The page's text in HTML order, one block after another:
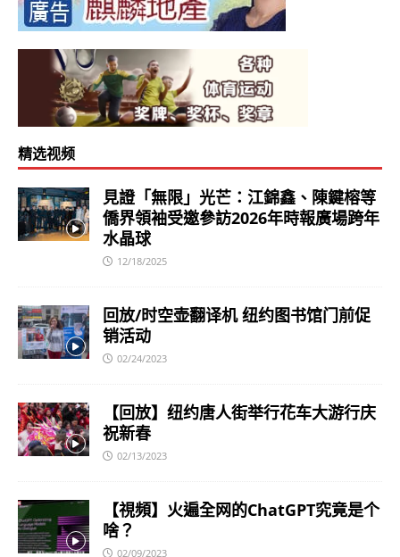
精选视频
見證「無限」光芒：江錦鑫、陳鍵榕等
僑界領袖受邀參訪2026年時報廣場跨年
水晶球
12/18/2025
回放/时空壶翻译机 纽约图书馆门前促
销活动
02/24/2023
【回放】纽约唐人街举行花车大游行庆
祝新春
02/13/2023
【視頻】火遍全网的ChatGPT究竟是个
啥？
02/09/2023